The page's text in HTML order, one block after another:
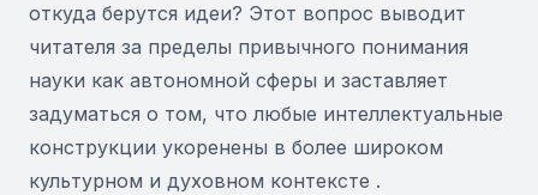
откуда берутся идеи? Этот вопрос выводит
читателя за пределы привычного понимания
науки как автономной сферы и заставляет
задуматься о том, что любые интеллектуальные
конструкции укоренены в более широком
культурном и духовном контексте .